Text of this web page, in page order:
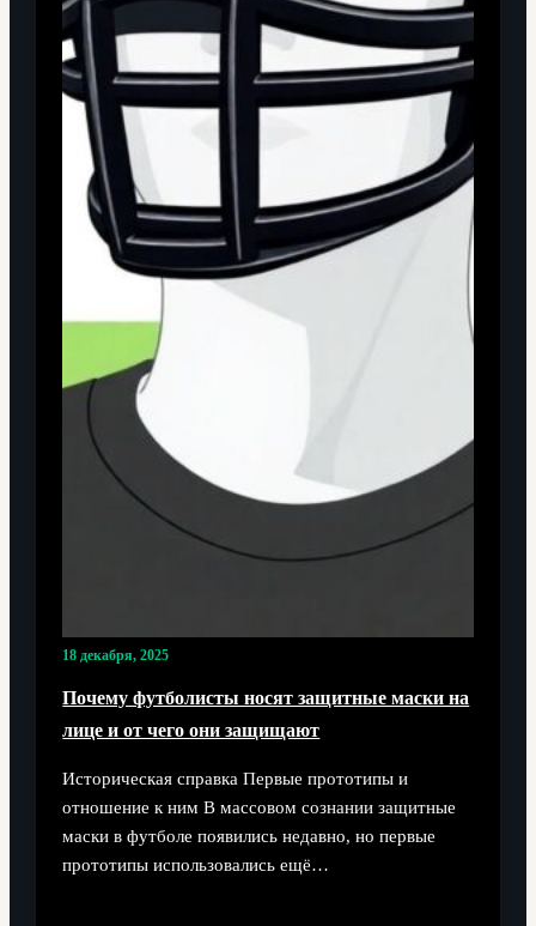
18 декабря, 2025
Почему футболисты носят защитные маски на
лице и от чего они защищают
Историческая справка Первые прототипы и
отношение к ним В массовом сознании защитные
маски в футболе появились недавно, но первые
прототипы использовались ещё…